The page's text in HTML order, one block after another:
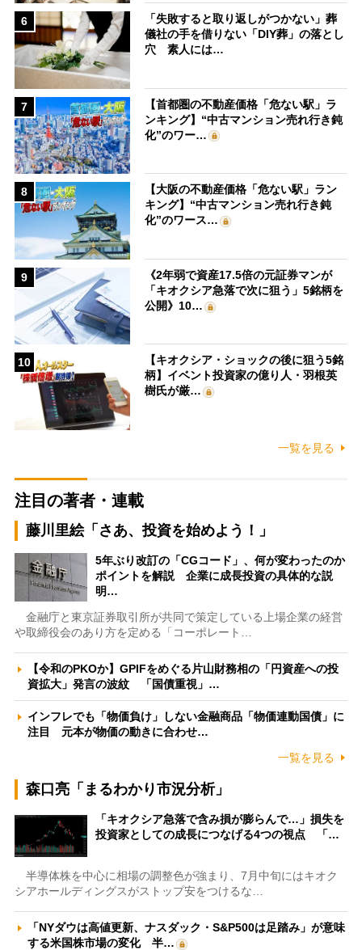
6
「失敗すると取り返しがつかない」葬
儀社の手を借りない「DIY葬」の落とし
穴 素人には…
7
【首都圏の不動産価格「危ない駅」ラ
ンキング】“中古マンション売れ行き鈍
化”のワー…
8
【大阪の不動産価格「危ない駅」ラン
キング】“中古マンション売れ行き鈍
化”のワース…
9
《2年弱で資産17.5倍の元証券マンが
「キオクシア急落で次に狙う」5銘柄を
公開》10…
10
【キオクシア・ショックの後に狙う5銘
柄】イベント投資家の億り人・羽根英
樹氏が厳…
一覧を見る
注目の著者・連載
藤川里絵「さあ、投資を始めよう！」
5年ぶり改訂の「CGコード」、何が変わったのか
ポイントを解説 企業に成長投資の具体的な説
明…
金融庁と東京証券取引所が共同で策定している上場企業の経営
や取締役会のあり方を定める「コーポレート…
【令和のPKOか】GPIFをめぐる片山財務相の「円資産への投
資拡大」発言の波紋 「国債重視」…
インフレでも「物価負け」しない金融商品「物価連動国債」に
注目 元本が物価の動きに合わせ…
一覧を見る
森口亮「まるわかり市況分析」
「キオクシア急落で含み損が膨らんで…」損失を
投資家としての成長につなげる4つの視点 「…
半導体株を中心に相場の調整色が強まり、7月中旬にはキオク
シアホールディングスがストップ安をつけるな…
「NYダウは高値更新、ナスダック・S&P500は足踏み」が意味
する米国株市場の変化 半…